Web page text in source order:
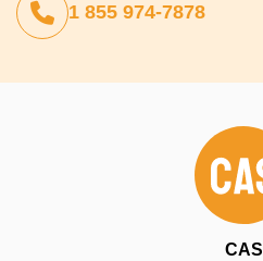
1 855 974-7878
(opens in a new tab)
CAS